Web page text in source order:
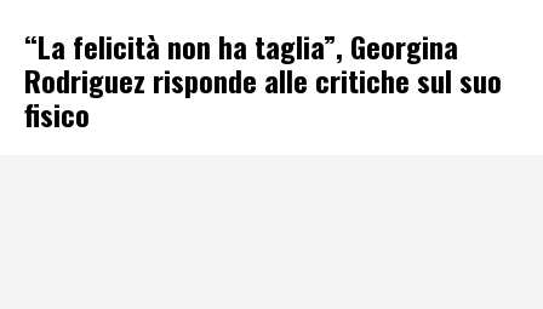
“La felicità non ha taglia”, Georgina
Rodriguez risponde alle critiche sul suo
fisico